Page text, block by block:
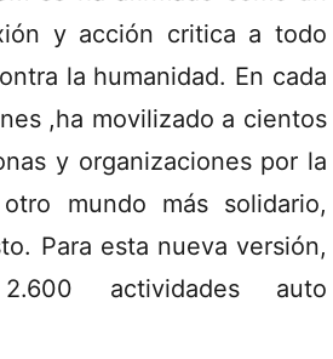
y acción critica a todo
la humanidad. En cada
,ha movilizado a cientos
y organizaciones por la
mundo más solidario,
Para esta nueva versión,
actividades auto